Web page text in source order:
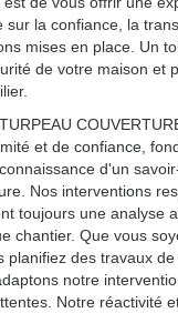
sur la confiance, la
mises en place. Un
de votre maison et
et de confiance,
d'un
Nos interventions
toujours une analyse
chantier. Que vous
planifiez des travaux
notre
Notre réactivité